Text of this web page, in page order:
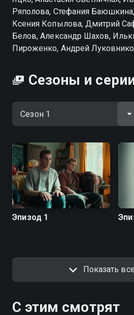
«Граница миров» онлайн в
можете в подписке WINK в
Ряполова, Стефания
Ксения Копылова, Дмитрий
Белов, Александр Шахов,
Пироженко, Андрей
Сезоны и
Эпизод 1
Показать
С этим смотрят